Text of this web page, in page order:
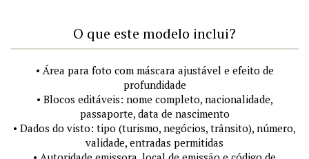
O que este modelo inclui?
• Área para foto com máscara ajustável e efeito de
profundidade
• Blocos editáveis: nome completo, nacionalidade,
passaporte, data de nascimento
• Dados do visto: tipo (turismo, negócios, trânsito), número,
validade, entradas permitidas